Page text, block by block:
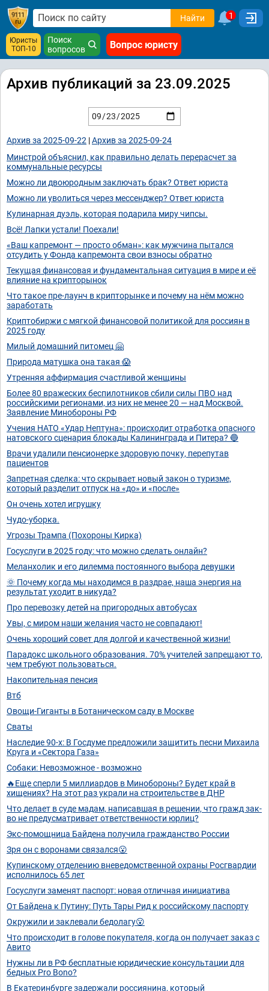
Найти 1
Юристы
ТОП-10
Поиск
вопросов
Вопрос юристу
Архив публикаций за 23.09.2025
Архив за 2025-09-22 |Архив за 2025-09-24
Минстрой объяснил, как правильно делать перерасчет за
коммунальные ресурсы
Можно ли двоюродным заключать брак? Ответ юриста
Можно ли уволиться через мессенджер? Ответ юриста
Кулинарная дуэль, которая подарила миру чипсы.
Всё! Лапки устали! Поехали!
«Ваш капремонт — просто обман»: как мужчина пытался
отсудить у Фонда капремонта свои взносы обратно
Текущая финансовая и фундаментальная ситуация в мире и её
влияние на крипторынок
Что такое пре-лаунч в крипторынке и почему на нём можно
заработать
Криптобиржи с мягкой финансовой политикой для россиян в
2025 году
Милый домашний питомец 🤗
Природа матушка она такая 😱
Утренняя аффирмация счастливой женщины
Более 80 вражеских беспилотников сбили силы ПВО над
российскими регионами, из них не менее 20 — над Москвой.
Заявление Минобороны РФ
Учения НАТО «Удар Нептуна»: происходит отработка опасного
натовского сценария блокады Калининграда и Питера? 🔵
Врачи удалили пенсионерке здоровую почку, перепутав
пациентов
Запретная сделка: что скрывает новый закон о туризме,
который разделит отпуск на «до» и «после»
Он очень хотел игрушку
Чудо-уборка.
Угрозы Трампа (Похороны Кирка)
Госуслуги в 2025 году: что можно сделать онлайн?
Меланхолик и его дилемма постоянного выбора девушки
🌞 Почему когда мы находимся в раздрае, наша энергия на
результат уходит в никуда?
Про перевозку детей на пригородных автобусах
Увы, с миром наши желания часто не совпадают!
Очень хороший совет для долгой и качественной жизни!
Парадокс школьного образования. 70% учителей запрещают то,
чем требуют пользоваться.
Накопительная пенсия
Втб
Овощи-Гиганты в Ботаническом саду в Москве
Сваты
Наследие 90-х: В Госдуме предложили защитить песни Михаила
Круга и «Сектора Газа»
Собаки: Невозможное - возможно
🔥Еще сперли 5 миллиардов в Минобороны? Будет край в
хищениях? На этот раз украли на строительстве в ДНР
Что делает в суде мадам, написавшая в решении, что гражд зак-
во не предусматривает ответственности юрлиц?
Экс-помощница Байдена получила гражданство России
Зря он с воронами связался😮
Купинскому отделению вневедомственной охраны Росгвардии
исполнилось 65 лет
Госуслуги заменят паспорт: новая отличная инициатива
От Байдена к Путину: Путь Тары Рид к российскому паспорту
Окружили и заклевали бедолагу😮
Что происходит в голове покупателя, когда он получает заказ с
Авито
Нужны ли в РФ бесплатные юридические консультации для
бедных Pro Bono?
В Екатеринбурге задержали россиянина, который